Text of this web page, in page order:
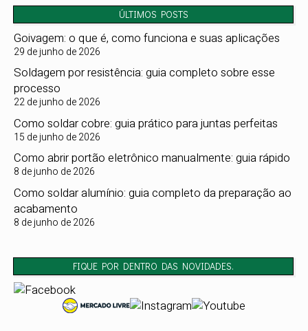
ÚLTIMOS POSTS
Goivagem: o que é, como funciona e suas aplicações
29 de junho de 2026
Soldagem por resistência: guia completo sobre esse
processo
22 de junho de 2026
Como soldar cobre: guia prático para juntas perfeitas
15 de junho de 2026
Como abrir portão eletrônico manualmente: guia rápido
8 de junho de 2026
Como soldar alumínio: guia completo da preparação ao
acabamento
8 de junho de 2026
FIQUE POR DENTRO DAS NOVIDADES.